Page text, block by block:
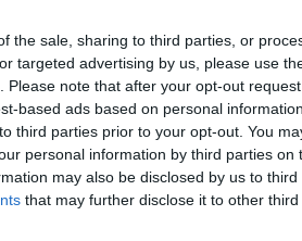
the sale, sharing to third parties, or
targeted advertising by us, please use
Please note that after your opt-out
based ads based on personal
third parties prior to your opt-out. You
personal information by third parties on
may also be disclosed by us to
that may further disclose it to other third
regăsească și ele pe masa de
iar dacă vrei să ai noroc la
, crudă sau murată, sub formă